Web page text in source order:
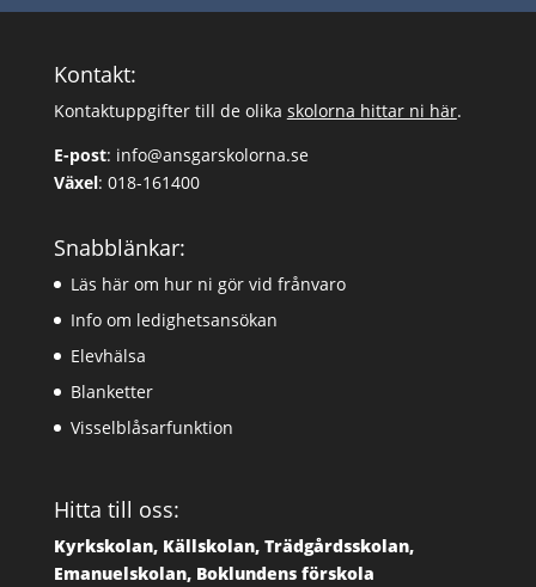
Kontakt:
Kontaktuppgifter till de olika skolorna hittar ni här.
E-post: info@ansgarskolorna.se
Växel: 018-161400
Snabblänkar:
Läs här om hur ni gör vid frånvaro
Info om ledighetsansökan
Elevhälsa
Blanketter
Visselblåsarfunktion
Hitta till oss:
Kyrkskolan, Källskolan, Trädgårdsskolan,
Emanuelskolan, Boklundens förskola